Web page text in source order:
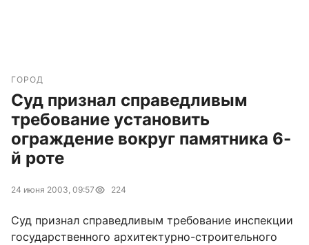
ГОРОД
Суд признал справедливым
требование установить
ограждение вокруг памятника 6-
й роте
24 июня 2003, 09:57 224
Суд признал справедливым требование инспекции
государственного архитектурно-строительного